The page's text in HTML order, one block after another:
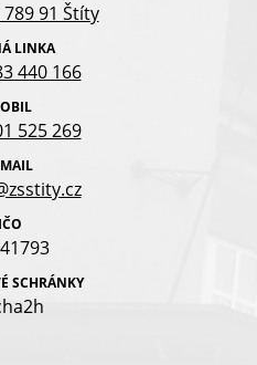
91 Štíty
LINKA
440 166
525 269
IČO
SCHRÁNKY